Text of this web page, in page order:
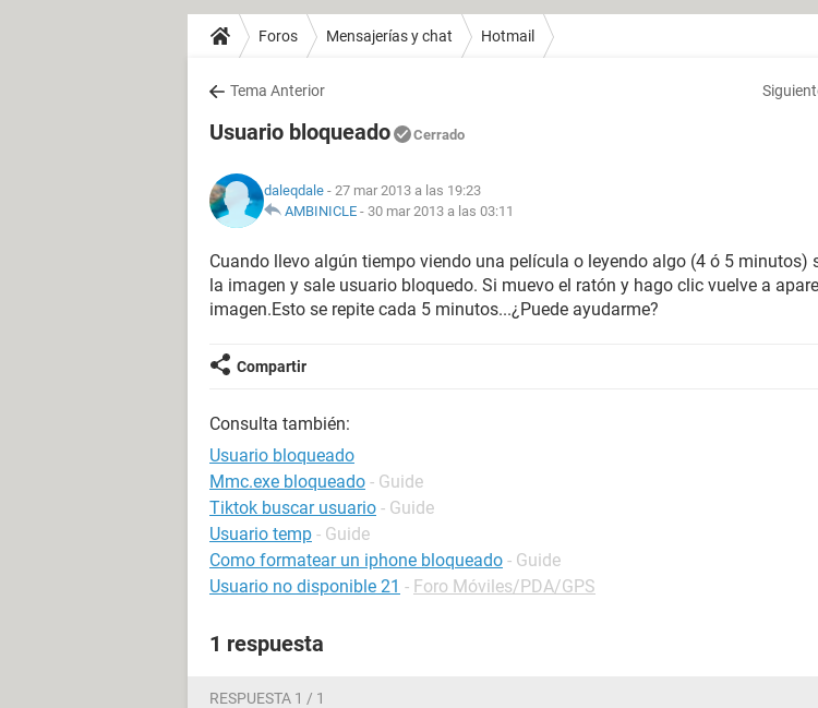
Foros Mensajerías y chat Hotmail
Tema Anterior
Usuario bloqueado Cerrado
daleqdale - 27 mar 2013 a las 19:23
AMBINICLE - 30 mar 2013 a las 03:11
Cuando llevo algún tiempo viendo una película o leyendo algo (4 ó 5 minutos)
la imagen y sale usuario bloquedo. Si muevo el ratón y hago clic vuelve a
imagen.Esto se repite cada 5 minutos...¿Puede ayudarme?
Compartir
Consulta también:
Usuario bloqueado
Mmc.exe bloqueado - Guide
Tiktok buscar usuario - Guide
Usuario temp - Guide
Como formatear un iphone bloqueado - Guide
Usuario no disponible 21 - Foro Móviles/PDA/GPS
1 respuesta
RESPUESTA 1 / 1